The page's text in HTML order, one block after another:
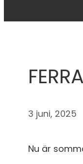
3 juni, 2025
Nu är